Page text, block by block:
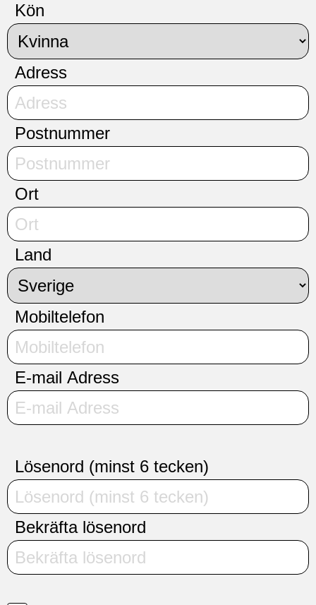
Kön
Adress
Postnummer
Ort
Land
Mobiltelefon
E-mail Adress
Lösenord (minst 6 tecken)
Bekräfta lösenord